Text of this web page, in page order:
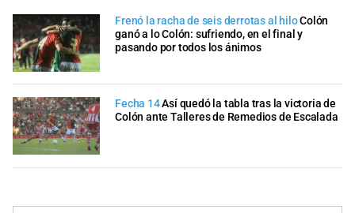
Frenó la racha de seis derrotas al hiloColón
ganó a lo Colón: sufriendo, en el final y
pasando por todos los ánimos
Fecha 14Así quedó la tabla tras la victoria de
Colón ante Talleres de Remedios de Escalada